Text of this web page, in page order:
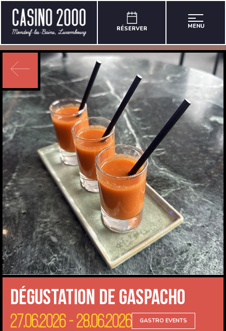
RÉSERVER MENU
Dégustation de Gaspacho
27.06.2026 - 28.06.2026 GASTRO EVENTS